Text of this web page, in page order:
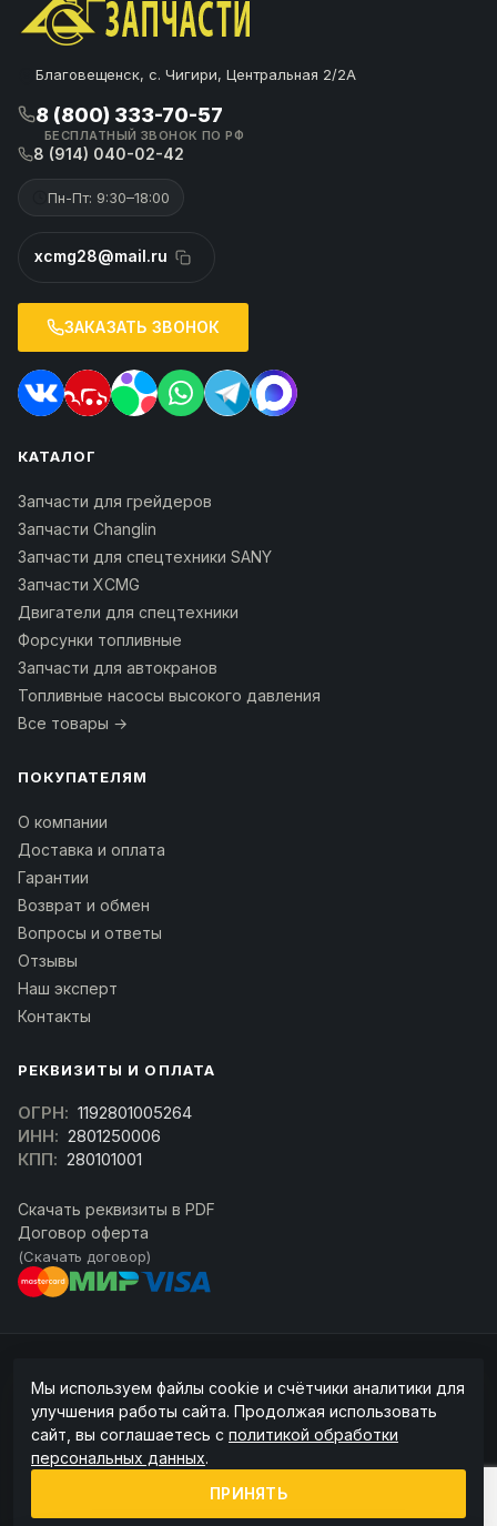
Благовещенск, с. Чигири, Центральная 2/2А
8 (800) 333-70-57
БЕСПЛАТНЫЙ ЗВОНОК ПО РФ
8 (914) 040-02-42
Пн-Пт: 9:30–18:00
xcmg28@mail.ru
ЗАКАЗАТЬ ЗВОНОК
КАТАЛОГ
Запчасти для грейдеров
Запчасти Changlin
Запчасти для спецтехники SANY
Запчасти XCMG
Двигатели для спецтехники
Форсунки топливные
Запчасти для автокранов
Топливные насосы высокого давления
Все товары →
ПОКУПАТЕЛЯМ
О компании
Доставка и оплата
Гарантии
Возврат и обмен
Вопросы и ответы
Отзывы
Наш эксперт
Контакты
РЕКВИЗИТЫ И ОПЛАТА
ОГРН: 1192801005264
ИНН: 2801250006
КПП: 280101001
Скачать реквизиты в PDF
Договор оферта
(Скачать договор)
ссылка на источник обязательна.
Информация на сайте не является публичной офертой (ст. 437 ГК РФ).
Точную стоимость и наличие уточняйте у менеджера.
Политика конфиденциальности
Пользовательское соглашение
Мы используем файлы cookie и счётчики аналитики для
улучшения работы сайта. Продолжая использовать
сайт, вы соглашаетесь с политикой обработки
персональных данных.
ПРИНЯТЬ